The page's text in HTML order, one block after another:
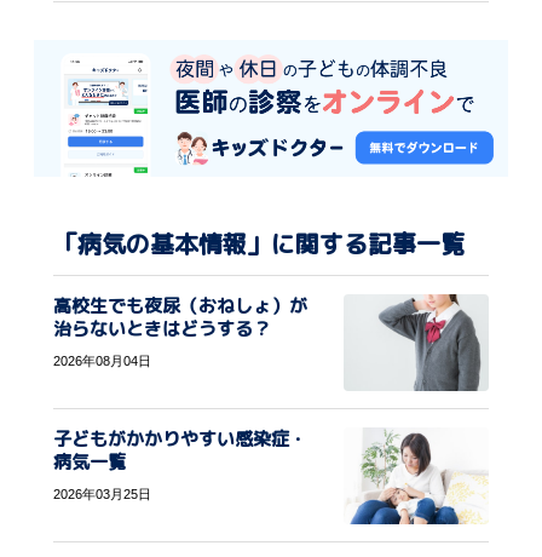
「病気の基本情報」に関する記事一覧
高校生でも夜尿（おねしょ）が
治らないときはどうする？
2026年08月04日
子どもがかかりやすい感染症・
病気一覧
2026年03月25日